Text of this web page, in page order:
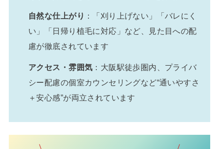
自然な仕上がり ：「刈り上げない」「バレにく
い」「日帰り植毛に対応」など、見た目への配
慮が徹底されています
アクセス・雰囲気 ：大阪駅徒歩圏内、プライバ
シー配慮の個室カウンセリングなど“通いやすさ
＋安心感”が両立されています